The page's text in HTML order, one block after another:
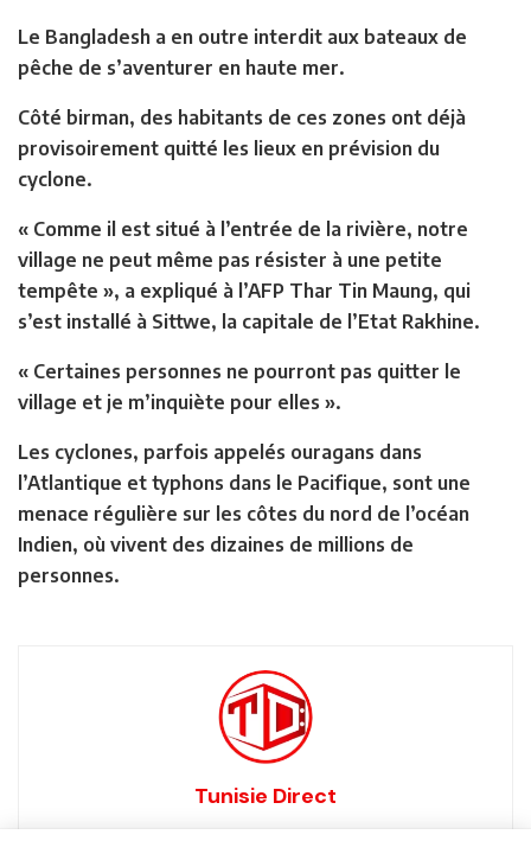
Le Bangladesh a en outre interdit aux bateaux de
pêche de s’aventurer en haute mer.
Côté birman, des habitants de ces zones ont déjà
provisoirement quitté les lieux en prévision du
cyclone.
« Comme il est situé à l’entrée de la rivière, notre
village ne peut même pas résister à une petite
tempête », a expliqué à l’AFP Thar Tin Maung, qui
s’est installé à Sittwe, la capitale de l’Etat Rakhine.
« Certaines personnes ne pourront pas quitter le
village et je m’inquiète pour elles ».
Les cyclones, parfois appelés ouragans dans
l’Atlantique et typhons dans le Pacifique, sont une
menace régulière sur les côtes du nord de l’océan
Indien, où vivent des dizaines de millions de
personnes.
Tunisie Direct